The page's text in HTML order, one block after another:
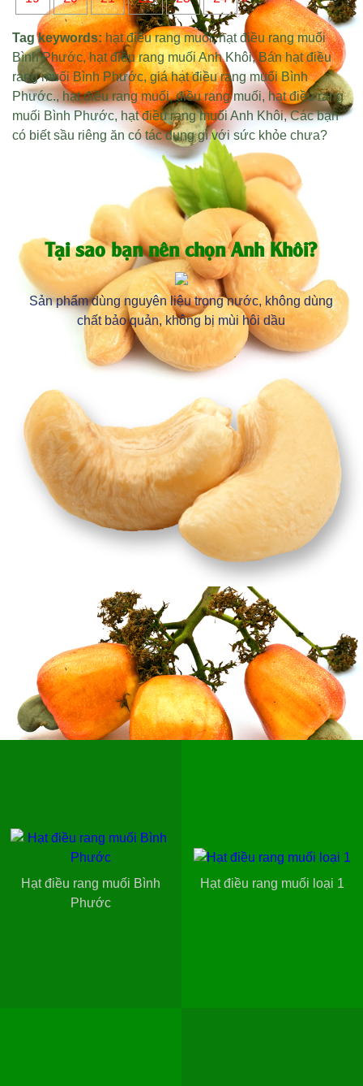
Tag keywords:hạt điều rang muối,hạt điều rang muối
Bình Phước,hạt điều rang muối Anh Khôi,Bán hạt điều
rang muối Bình Phước,giá hạt điều rang muối Bình
Phước.,hạt điều rang muối,điều rang muối, hạt điều rang
muối Bình Phước,hạt điều rang muối Anh Khôi,Các bạn
có biết sầu riêng ăn có tác dụng gì với sức khỏe chưa?
Tại sao bạn nên chọn Anh Khôi?
Sản phẩm dùng nguyên liệu trong nước, không dùng
chất bảo quản, không bị mùi hôi dầu
Hạt điều rang muối Bình
Phước
Hạt điều rang muối loại 1